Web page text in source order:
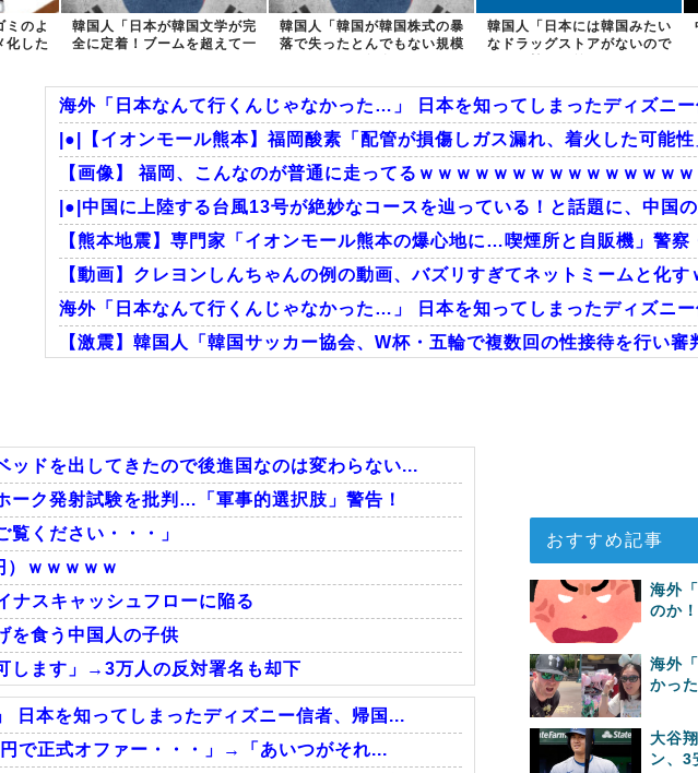
ミのよ
化した
韓国人「日本が韓国文学が完
全に定着！ブームを超えて一
韓国人「韓国が韓国株式の暴
落で失ったとんでもない規模
韓国人「日本には韓国みたい
なドラッグストアがないので
海外「日本なんて行くんじゃなかった…」 日本を知ってしまったディズニ
|●|【イオンモール熊本】福岡酸素「配管が損傷しガス漏れ、着火した可能
【画像】 福岡、こんなのが普通に走ってるｗｗｗｗｗｗｗｗｗｗｗｗｗｗ
|●|中国に上陸する台風13号が絶妙なコースを辿っている！と話題に、中国
【熊本地震】専門家「イオンモール熊本の爆心地に…喫煙所と自販機」警
【動画】クレヨンしんちゃんの例の動画、バズリすぎてネットミームと化す
海外「日本なんて行くんじゃなかった…」 日本を知ってしまったディズニ
【激震】韓国人「韓国サッカー協会、W杯・五輪で複数回の性接待を行い審
韓国人「日本には韓国みたいなドラッグストアがないので韓国が羨ましくて
Powered by livedoor 相互RSS
ッドを出してきたので後進国なのは変わらない...
ーク発射試験を批判…「軍事的選択肢」警告！
ください・・・」
）ｗｗｗｗｗ
スキャッシュフローに陥る
を食う中国人の子供
します」→3万人の反対署名も却下
日本を知ってしまったディズニー信者、帰国...
で正式オファー・・・」→「あいつがそれ...
おすすめ記事
海外
のか
海外
かっ
大谷
ン、3